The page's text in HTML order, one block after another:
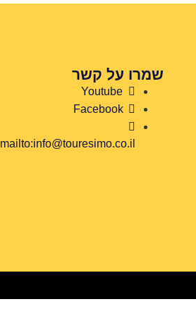
שמרו על קשר
Youtube
Facebook
mailto:info@touresimo.co.il